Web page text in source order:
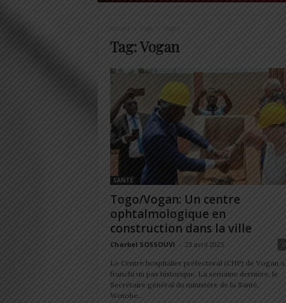
Accueil Tags Vogan
Tag: Vogan
SANTÉ
Togo/Vogan: Un centre
ophtalmologique en
construction dans la ville
Charbel SOSSOUVI - 23 avril 2025 0
Le Centre hospitalier préfectoral (CHP) de Vogan a
franchi un pas historique. La semaine dernière, le
Secrétaire général du ministère de la Santé,
Wotobe...